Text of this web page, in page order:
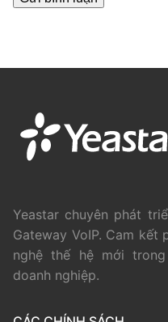
Yeastar chuyên phát
Gateway VoIP. Cam kết
nghệ thế hệ mới
doanh nghiệp.